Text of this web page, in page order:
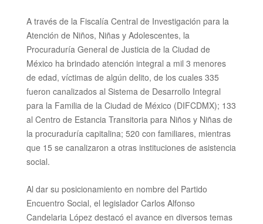
A través de la Fiscalía Central de Investigación para la
Atención de Niños, Niñas y Adolescentes, la
Procuraduría General de Justicia de la Ciudad de
México ha brindado atención integral a mil 3 menores
de edad, víctimas de algún delito, de los cuales 335
fueron canalizados al Sistema de Desarrollo Integral
para la Familia de la Ciudad de México (DIFCDMX); 133
al Centro de Estancia Transitoria para Niños y Niñas de
la procuraduría capitalina; 520 con familiares, mientras
que 15 se canalizaron a otras instituciones de asistencia
social.
Al dar su posicionamiento en nombre del Partido
Encuentro Social, el legislador Carlos Alfonso
Candelaria López destacó el avance en diversos temas